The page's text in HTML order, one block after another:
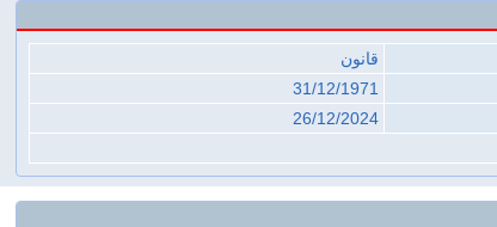
قانون
31/12/1971
26/12/2024